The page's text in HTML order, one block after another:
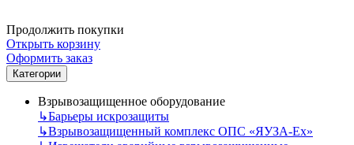
Продолжить покупки
Открыть корзину
Оформить заказ
Категории
Взрывозащищенное оборудование
↳Барьеры искрозащиты
↳Взрывозащищенный комплекс ОПС «ЯУЗА-Ех»